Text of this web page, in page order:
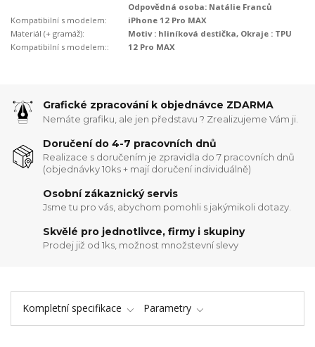
Odpovědná osoba: Natálie Franců
Kompatibilní s modelem:
iPhone 12 Pro MAX
Materiál (+ gramáž):
Motiv : hliníková destička, Okraje : TPU
Kompatibilní s modelem::
12 Pro MAX
Grafické zpracování k objednávce ZDARMA
Nemáte grafiku, ale jen představu ? Zrealizujeme Vám ji.
Doručení do 4-7 pracovních dnů
Realizace s doručením je zpravidla do 7 pracovních dnů
(objednávky 10ks + mají doručení individuálně)
Osobní zákaznický servis
Jsme tu pro vás, abychom pomohli s jakýmikoli dotazy.
Skvělé pro jednotlivce, firmy i skupiny
Prodej již od 1ks, možnost množstevní slevy
Kompletní specifikace Parametry